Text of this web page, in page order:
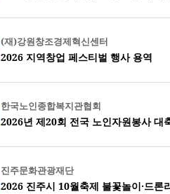
(재)강원창조경제혁신센터
2026 지역창업 페스티벌 행사 용역
한국노인종합복지관협회
2026년 제20회 전국 노인자원봉사 대
진주문화관광재단
2026 진주시 10월축제 불꽃놀이·드론